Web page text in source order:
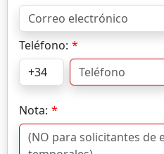
Teléfono:
Nota: